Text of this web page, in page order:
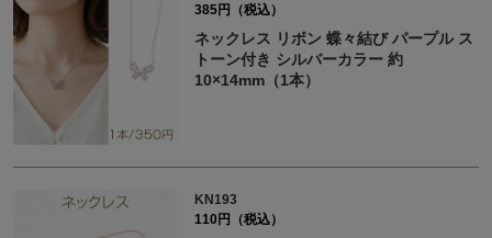
385円（税込）
ネックレス リボン 蝶々結び パープル ス
トーン付き シルバーカラー 約
10×14mm（1本）
KN193
110円（税込）